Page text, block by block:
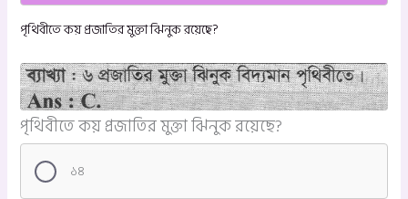
পৃথিবীতে কয় প্রজাতির মুক্তা ঝিনুক রয়েছে?
পৃথিবীতে কয় প্রজাতির মুক্তা ঝিনুক রয়েছে?
১৪